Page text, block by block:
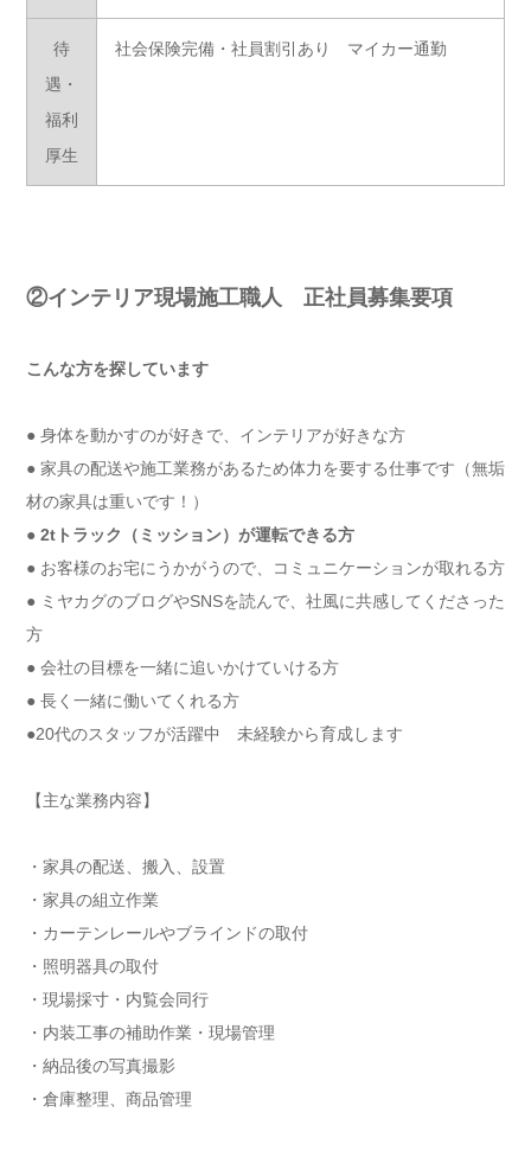
待
遇・
福利
厚生
社会保険完備・社員割引あり マイカー通勤
②インテリア現場施工職人 正社員募集要項
こんな方を探しています
● 身体を動かすのが好きで、インテリアが好きな方
● 家具の配送や施工業務があるため体力を要する仕事です（無垢
材の家具は重いです！）
● 2tトラック（ミッション）が運転できる方
● お客様のお宅にうかがうので、コミュニケーションが取れる方
● ミヤカグのブログやSNSを読んで、社風に共感してくださった
方
● 会社の目標を一緒に追いかけていける方
● 長く一緒に働いてくれる方
●20代のスタッフが活躍中 未経験から育成します
【主な業務内容】
・家具の配送、搬入、設置
・家具の組立作業
・カーテンレールやブラインドの取付
・照明器具の取付
・現場採寸・内覧会同行
・内装工事の補助作業・現場管理
・納品後の写真撮影
・倉庫整理、商品管理